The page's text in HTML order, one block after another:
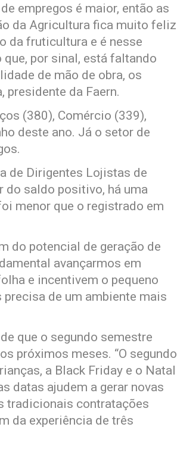
empregos é maior, então as
da Agricultura fica muito feliz
da fruticultura e é nesse
por sinal, está faltando
de mão de obra, os
presidente da Faern.
(380), Comércio (339),
deste ano. Já o setor de
de Dirigentes Lojistas de
do saldo positivo, há uma
menor que o registrado em
do potencial de geração de
avançarmos em
e incentivem o pequeno
de um ambiente mais
que o segundo semestre
próximos meses. “O segundo
a Black Friday e o Natal
datas ajudem a gerar novas
tradicionais contratações
da experiência de três